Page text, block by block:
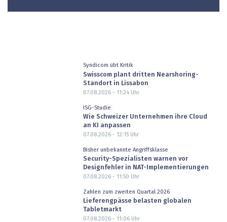
Syndicom übt Kritik
Swisscom plant dritten Nearshoring-
Standort in Lissabon
07.08.2026 - 11:24Uhr
ISG-Studie
Wie Schweizer Unternehmen ihre Cloud
an KI anpassen
07.08.2026 - 12:15Uhr
Bisher unbekannte Angriffsklasse
Security-Spezialisten warnen vor
Designfehler in NAT-Implementierungen
07.08.2026 - 11:50 Uhr
Zahlen zum zweiten Quartal 2026
Lieferengpässe belasten globalen
Tabletmarkt
07.08.2026 - 11:06Uhr